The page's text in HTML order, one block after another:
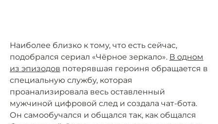
Наиболее близко к тому, что есть сейчас,
подобрался сериал «Чёрное зеркало». В одном
из эпизодов потерявшая героиня обращается в
специальную службу, которая
проанализировала весь оставленный
мужчиной цифровой след и создала чат-бота.
Он самообучался и общался так, как общался